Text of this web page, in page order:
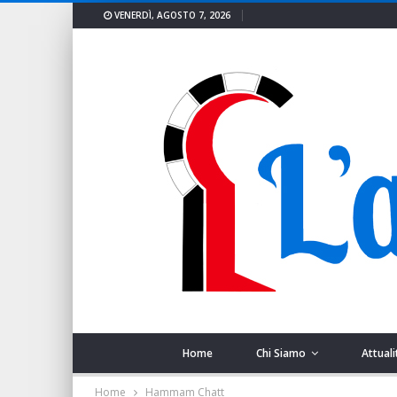
VENERDÌ, AGOSTO 7, 2026
Home Chi Siamo
Home Hammam Chatt